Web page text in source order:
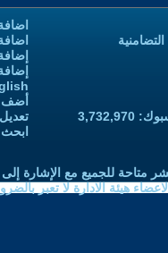
أضف
متاحة للجميع مع الإشارة
هيئة الادارة لا تعبر